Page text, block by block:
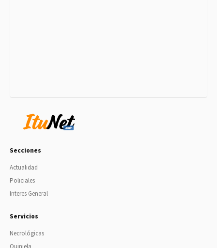
Secciones
Actualidad
Policiales
Interes General
Servicios
Necrológicas